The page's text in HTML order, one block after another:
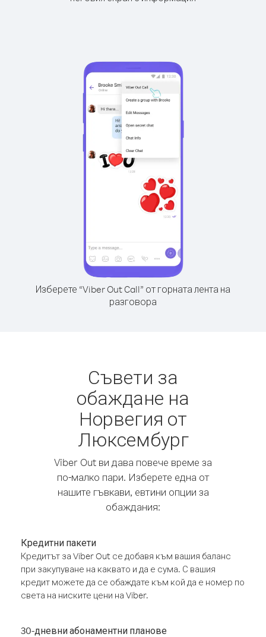
Изберете “Viber Out Call” от горната лента на
разговора
Съвети за
обаждане на
Норвегия от
Люксембург
Viber Out ви дава повече време за
по-малко пари. Изберете една от
нашите гъвкави, евтини опции за
обаждания:
Кредитни пакети
Кредитът за Viber Out се добавя към вашия баланс
при закупуване на каквато и да е сума. С вашия
кредит можете да се обаждате към кой да е номер по
света на ниските цени на Viber.
30-дневни абонаментни планове